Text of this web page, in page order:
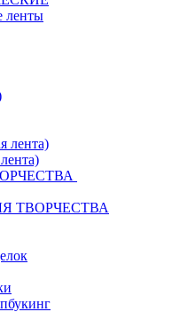
ленты
лента)
ТВОРЧЕСТВА